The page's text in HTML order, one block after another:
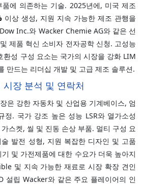
에 의존하는 기술. 2025년에, 미국 제조
이상 생성, 지원 지속 가능한 제조 관행을
Inc.와 Wacker Chemie AG와 같은 선
제품 혁신 소비자 전자공학 신청. 고성능
환성 구성 요소는 국가의 시장을 강화 LIM
만드는 리더십 개발 및 고급 제조 솔루션.
장 분석 및 연락처
은 강한 자동차 및 산업용 기계베이스, 엄
정. 국가 강조 높은 성능 LSR와 열가소성
스켓, 씰 및 진동 손상 부품. 멀티 구성 요
발전 성형, 지원 복잡한 디자인 및 고품
및 가전제품에 대한 수요가 더욱 높아지
및 지속 가능한 재료로 시장 확장 견인
설립 Wacker와 같은 주요 플레이어의 인